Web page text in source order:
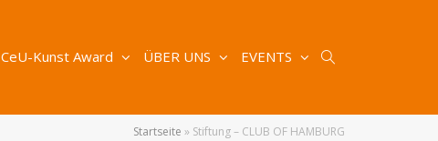
CeU-Kunst Award ÜBER UNS EVENTS
Startseite » Stiftung – CLUB OF HAMBURG